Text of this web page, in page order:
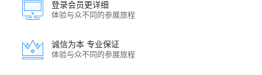
登录会员更详细
体验与众不同的参展旅程
诚信为本 专业保证
体验与众不同的参展旅程